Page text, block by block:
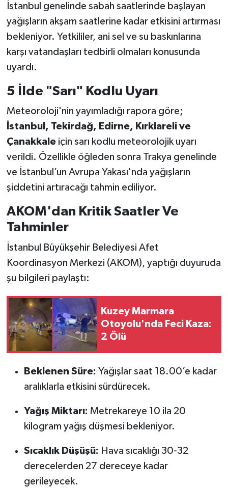
İstanbul genelinde sabah saatlerinde başlayan
yağışların akşam saatlerine kadar etkisini artırması
bekleniyor. Yetkililer, ani sel ve su baskınlarına
karşı vatandaşları tedbirli olmaları konusunda
uyardı.
5 İlde "Sarı" Kodlu Uyarı
Meteoroloji'nin yayımladığı rapora göre;
İstanbul, Tekirdağ, Edirne, Kırklareli ve
Çanakkaleiçin sarı kodlu meteorolojik uyarı
verildi. Özellikle öğleden sonra Trakya genelinde
ve İstanbul’un Avrupa Yakası'nda yağışların
şiddetini artıracağı tahmin ediliyor.
AKOM'dan Kritik Saatler Ve
Tahminler
İstanbul Büyükşehir Belediyesi Afet
Koordinasyon Merkezi (AKOM), yaptığı duyuruda
şu bilgileri paylaştı:
Kuzey Marmara
Otoyolu'nda Feci Kaza:
2 Ölü
Beklenen Süre: Yağışlar saat 18.00’e kadar
aralıklarla etkisini sürdürecek.
Yağış Miktarı: Metrekareye 10 ila 20
kilogram yağış düşmesi bekleniyor.
Sıcaklık Düşüşü: Hava sıcaklığı 30-32
derecelerden 27 dereceye kadar
gerileyecek.